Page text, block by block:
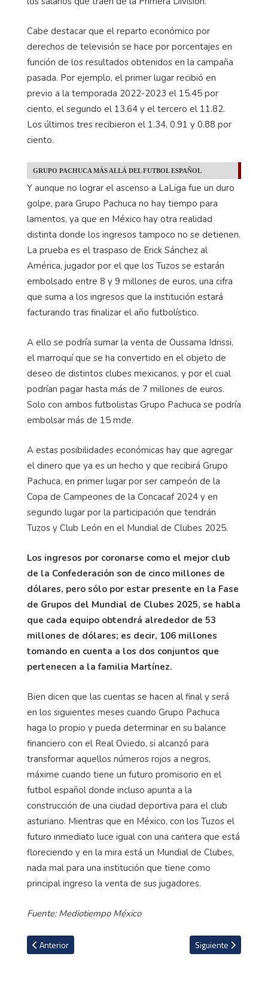
Cabe destacar que el reparto económico por
derechos de televisión se hace por porcentajes en
función de los resultados obtenidos en la campaña
pasada. Por ejemplo, el primer lugar recibió en
previo a la temporada 2022-2023 el 15.45 por
ciento, el segundo el 13.64 y el tercero el 11.82.
Los últimos tres recibieron el 1.34, 0.91 y 0.88 por
ciento.
GRUPO PACHUCA MÁS ALLÁ DEL FUTBOL ESPAÑOL
Y aunque no lograr el ascenso a LaLiga fue un duro
golpe, para Grupo Pachuca no hay tiempo para
lamentos, ya que en México hay otra realidad
distinta donde los ingresos tampoco no se detienen.
La prueba es el traspaso de Erick Sánchez al
América, jugador por el que los Tuzos se estarán
embolsado entre 8 y 9 millones de euros, una cifra
que suma a los ingresos que la institución estará
facturando tras finalizar el año futbolístico.
A ello se podría sumar la venta de Oussama Idrissi,
el marroquí que se ha convertido en el objeto de
deseo de distintos clubes mexicanos, y por el cual
podrían pagar hasta más de 7 millones de euros.
Solo con ambos futbolistas Grupo Pachuca se podría
embolsar más de 15 mde.
A estas posibilidades económicas hay que agregar
el dinero que ya es un hecho y que recibirá Grupo
Pachuca, en primer lugar por ser campeón de la
Copa de Campeones de la Concacaf 2024 y en
segundo lugar por la participación que tendrán
Tuzos y Club León en el Mundial de Clubes 2025.
Los ingresos por coronarse como el mejor club
de la Confederación son de cinco millones de
dólares, pero sólo por estar presente en la Fase
de Grupos del Mundial de Clubes 2025, se habla
que cada equipo obtendrá alrededor de 53
millones de dólares; es decir, 106 millones
tomando en cuenta a los dos conjuntos que
pertenecen a la familia Martínez.
Bien dicen que las cuentas se hacen al final y será
en los siguientes meses cuando Grupo Pachuca
haga lo propio y pueda determinar en su balance
financiero con el Real Oviedo, si alcanzó para
transformar aquellos números rojos a negros,
máxime cuando tiene un futuro promisorio en el
futbol español donde incluso apunta a la
construcción de una ciudad deportiva para el club
asturiano. Mientras que en México, con los Tuzos el
futuro inmediato luce igual con una cantera que está
floreciendo y en la mira está un Mundial de Clubes,
nada mal para una institución que tiene como
principal ingreso la venta de sus jugadores.
Fuente: Mediotiempo México
Artículo anterior: Seleccionado alemán se lesionó en celebración
Anterior Artículo siguiente:
Siguiente